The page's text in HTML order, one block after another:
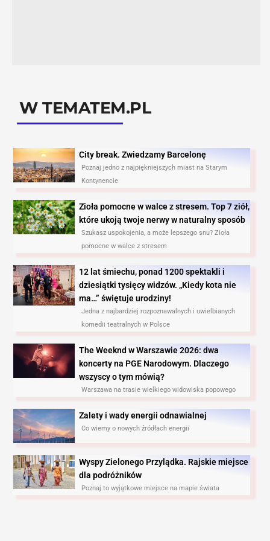
W TEMATEM.PL
City break. Zwiedzamy Barcelonę​
Poznaj jedno z najpiękniejszych miast na Starym
Kontynencie
Zioła pomocne w walce z stresem. Top 7 ziół,
które ukoją twoje nerwy w naturalny sposób
Szukasz uspokojenia, a może lepszego snu? Zioła
pomocne w walce z stresem
12 lat śmiechu, ponad 1200 spektakli i
dziesiątki tysięcy widzów. „Kiedy kota nie
ma…” świętuje urodziny!
Jedna z najbardziej rozpoznawalnych i uwielbianych
komedii teatralnych w Polsce
The Weeknd w Warszawie 2026: dwa
koncerty na PGE Narodowym. Dlaczego
wszyscy o tym mówią?
Warszawa na trasie wielkiego widowiska popowego
Zalety i wady energii odnawialnej
Co wiemy o nowych źródłach energii
Wyspy Zielonego Przylądka. Rajskie miejsce
dla podróżników
Poznaj to wyjątkowe miejsce na mapie świata